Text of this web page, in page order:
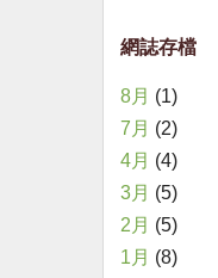
網誌存檔
8月 (1)
7月 (2)
4月 (4)
3月 (5)
2月 (5)
1月 (8)